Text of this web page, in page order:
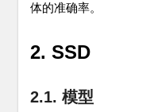
体的准确率。
2. SSD
2.1. 模型